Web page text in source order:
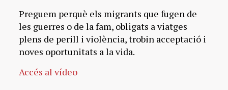
Preguem perquè els migrants que fugen de
les guerres o de la fam, obligats a viatges
plens de perill i violència, trobin acceptació i
noves oportunitats a la vida.
Accés al vídeo